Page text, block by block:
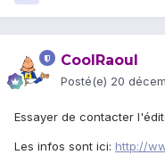
CoolRaoul
Posté(e) 20
Essayer de contacter
Les infos sont ici: http://